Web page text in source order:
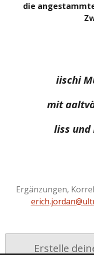
die
iischi
mit
liss und
Ergänzungen,
Erstelle